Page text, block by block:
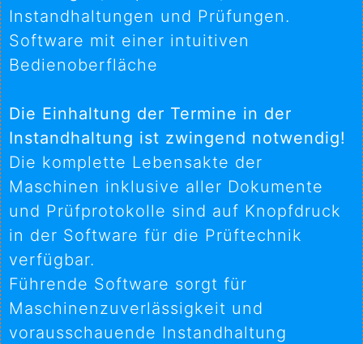
Instandhaltungen und Prüfungen.
Software mit einer intuitiven
Bedienoberfläche
Die Einhaltung der Termine in der
Instandhaltung ist zwingend notwendig!
Die komplette Lebensakte der
Maschinen inklusive aller Dokumente
und Prüfprotokolle sind auf Knopfdruck
in der Software für die Prüftechnik
verfügbar.
Führende Software sorgt für
Maschinenzuverlässigkeit und
vorausschauende Instandhaltung